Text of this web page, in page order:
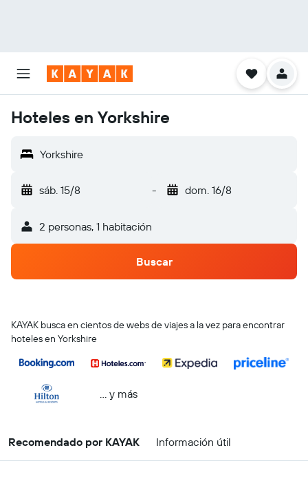
Hoteles en Yorkshire
Yorkshire
sáb. 15/8 - dom. 16/8
2 personas, 1 habitación
Buscar
KAYAK busca en cientos de webs de viajes a la vez para encontrar
hoteles en Yorkshire
… y más
Recomendado por KAYAK Información útil